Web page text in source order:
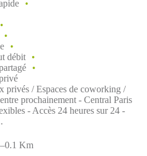
débit
privés / Espaces de coworking /
prochainement - Central Paris
- Accès 24 heures sur 24 -
–0.1 Km